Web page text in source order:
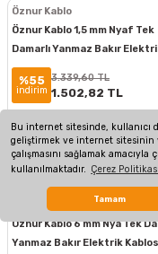
Bu internet sitesinde, kullanıcı
geliştirmek ve internet sitesinin
çalışmasını sağlamak amacıyla
kullanılmaktadır. Çerez
Tamam
Öznur Kablo
Öznur Kablo 1,5 mm Nyaf Tek
Damarlı Yanmaz Bakır
Kablosu Kahverengi 100 Metre
%55
indirim
3.339,60 TL
1.502,82 TL
Sepete Ekle
Öznur Kablo
Öznur Kablo 6 mm Nya Tek
Yanmaz Bakır Elektrik